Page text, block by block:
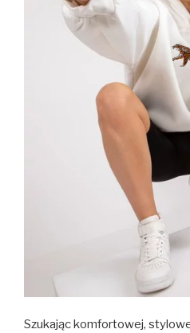
Szukając komfortowej,